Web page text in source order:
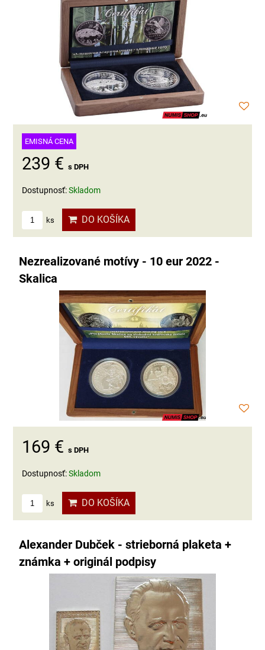
EMISNÁ CENA
239 € s DPH
Dostupnosť:Skladom
ks DO KOŠÍKA
Nezrealizované motívy - 10 eur 2022 -
Skalica
169 € s DPH
Dostupnosť:Skladom
ks DO KOŠÍKA
Alexander Dubček - strieborná plaketa +
známka + originál podpisy